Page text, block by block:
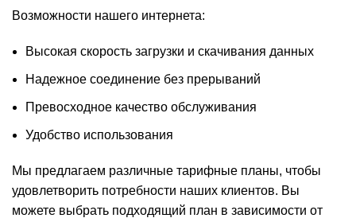
Возможности нашего интернета:
Высокая скорость загрузки и скачивания данных
Надежное соединение без прерываний
Превосходное качество обслуживания
Удобство использования
Мы предлагаем различные тарифные планы, чтобы
удовлетворить потребности наших клиентов. Вы
можете выбрать подходящий план в зависимости от